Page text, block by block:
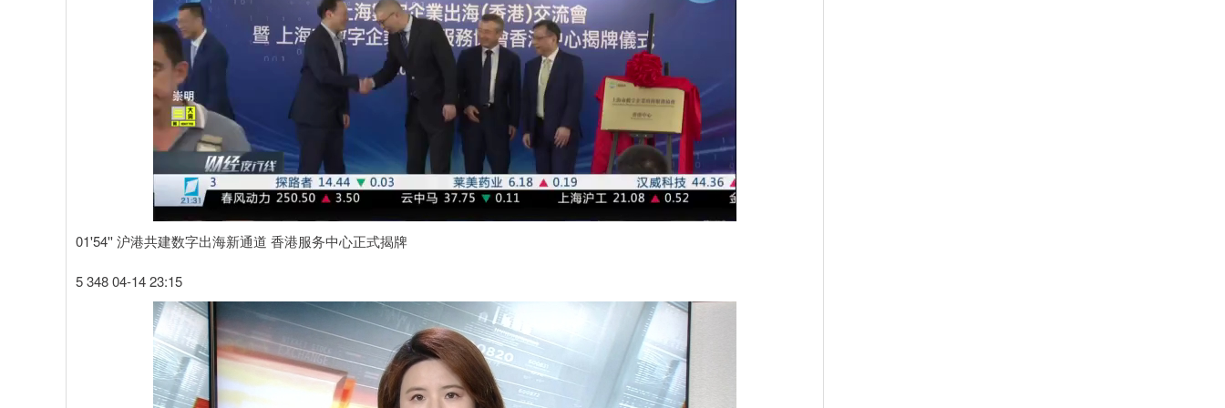
01'54'' 沪港共建数字出海新通道 香港服务中心正式揭牌
5 348 04-14 23:15